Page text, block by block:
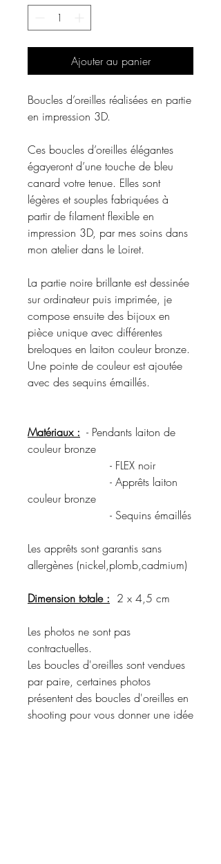
Ajouter au panier
Boucles d’oreilles réalisées en partie
en impression 3D.
Ces boucles d’oreilles élégantes
égayeront d’une touche de bleu
canard votre tenue. Elles sont
légères et souples fabriquées à
partir de filament flexible en
impression 3D, par mes soins dans
mon atelier dans le Loiret.
La partie noire brillante est dessinée
sur ordinateur puis imprimée, je
compose ensuite des bijoux en
pièce unique avec différentes
breloques en laiton couleur bronze.
Une pointe de couleur est ajoutée
avec des sequins émaillés.
Matériaux : - Pendants laiton de
couleur bronze
- FLEX noir
- Apprêts laiton
couleur bronze
- Sequins émaillés
Les apprêts sont garantis sans
allergènes (nickel,plomb,cadmium)
Dimension totale : 2 x 4,5 cm
Les photos ne sont pas
contractuelles.
Les boucles d'oreilles sont vendues
par paire, certaines photos
présentent des boucles d'oreilles en
shooting pour vous donner une idée